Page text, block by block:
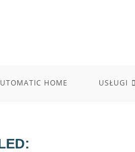
HOME USŁUGI